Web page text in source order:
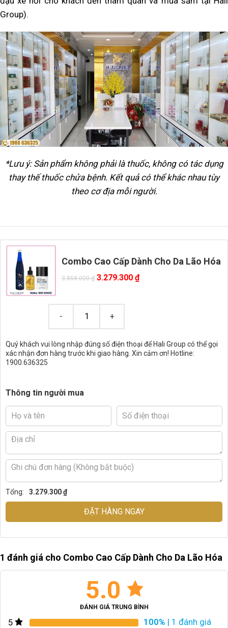
Group).
*Lưu ý: Sản phẩm không phải là thuốc, không có tác dụng
thay thế thuốc chửa bệnh. Kết quả có thể khác nhau tùy
theo cơ địa mỗi người.
Combo Cao Cấp Dành Cho Da Lão Hóa
3.858.000₫ 3.279.300 ₫
Quý khách vui lòng nhập đúng số điện thoại để Hali Group có thể gọi
xác nhận đơn hàng trước khi giao hàng. Xin cảm ơn! Hotline:
1900.636325
Thông tin người mua
Tổng: 3.279.300 ₫
ĐẶT HÀNG NGAY
1 đánh giá cho Combo Cao Cấp Dành Cho Da Lão Hóa
5.0
ĐÁNH GIÁ TRUNG BÌNH
5 100% | 1 đánh giá